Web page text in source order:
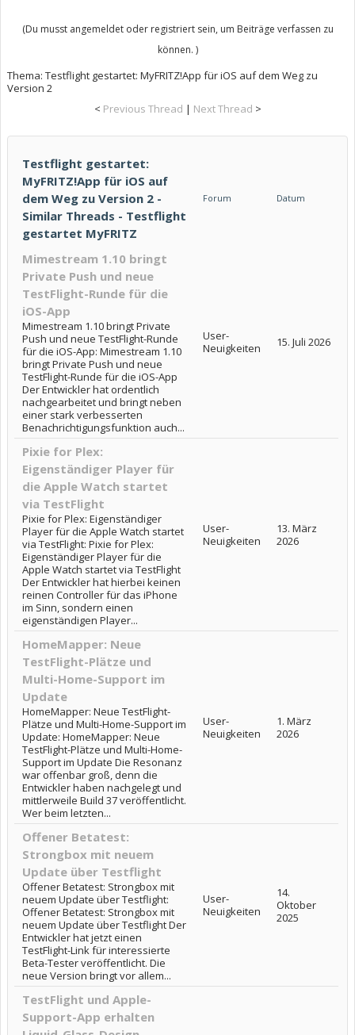
(Du musst angemeldet oder registriert sein, um Beiträge verfassen zu
können. )
Thema: Testflight gestartet: MyFRITZ!App für iOS auf dem Weg zu
Version 2
< Previous Thread | Next Thread >
Testflight gestartet:
MyFRITZ!App für iOS auf
dem Weg zu Version 2 -
Similar Threads - Testflight
gestartet MyFRITZ
Forum Datum
Mimestream 1.10 bringt
Private Push und neue
TestFlight-Runde für die
iOS-App
Mimestream 1.10 bringt Private
Push und neue TestFlight-Runde
für die iOS-App: Mimestream 1.10
bringt Private Push und neue
TestFlight-Runde für die iOS-App
Der Entwickler hat ordentlich
nachgearbeitet und bringt neben
einer stark verbesserten
Benachrichtigungsfunktion auch...
User-
Neuigkeiten
15. Juli 2026
Pixie for Plex:
Eigenständiger Player für
die Apple Watch startet
via TestFlight
Pixie for Plex: Eigenständiger
Player für die Apple Watch startet
via TestFlight: Pixie for Plex:
Eigenständiger Player für die
Apple Watch startet via TestFlight
Der Entwickler hat hierbei keinen
reinen Controller für das iPhone
im Sinn, sondern einen
eigenständigen Player...
User-
Neuigkeiten
13. März
2026
HomeMapper: Neue
TestFlight-Plätze und
Multi-Home-Support im
Update
HomeMapper: Neue TestFlight-
Plätze und Multi-Home-Support im
Update: HomeMapper: Neue
TestFlight-Plätze und Multi-Home-
Support im Update Die Resonanz
war offenbar groß, denn die
Entwickler haben nachgelegt und
mittlerweile Build 37 veröffentlicht.
Wer beim letzten...
User-
Neuigkeiten
1. März
2026
Offener Betatest:
Strongbox mit neuem
Update über Testflight
Offener Betatest: Strongbox mit
neuem Update über Testflight:
Offener Betatest: Strongbox mit
neuem Update über Testflight Der
Entwickler hat jetzt einen
TestFlight-Link für interessierte
Beta-Tester veröffentlicht. Die
neue Version bringt vor allem...
User-
Neuigkeiten
14.
Oktober
2025
TestFlight und Apple-
Support-App erhalten